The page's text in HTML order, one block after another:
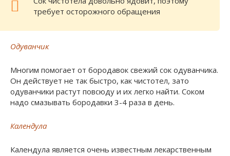
требует осторожного обращения
Одуванчик
Многим помогает от бородавок свежий сок одуванчика.
Он действует не так быстро, как чистотел, зато
одуванчики растут повсюду и их легко найти. Соком
надо смазывать бородавки 3-4 раза в день.
Календула
Календула является очень известным лекарственным